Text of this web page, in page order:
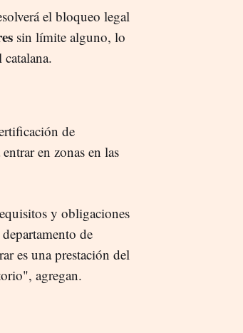
el bloqueo legal
sin límite alguno, lo
de
en zonas en las
y obligaciones
de
es una prestación del
agregan.